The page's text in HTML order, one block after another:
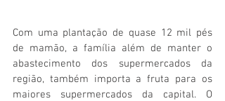
Com uma plantação de quase 12 mil pés
de mamão, a família além de manter o
abastecimento dos supermercados da
região, também importa a fruta para os
maiores supermercados da capital. O